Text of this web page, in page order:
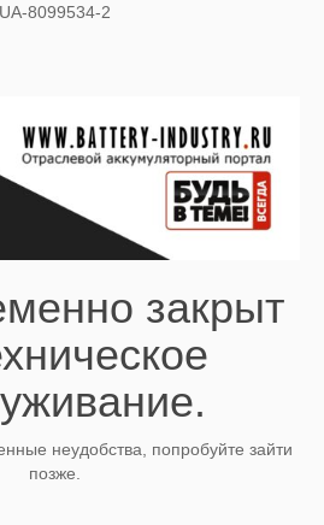
UA-8099534-2
закрыт
неудобства, попробуйте зайти
позже.